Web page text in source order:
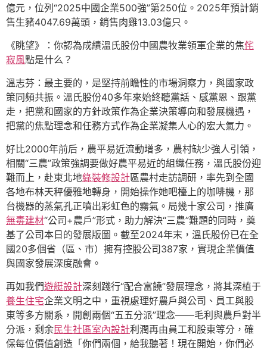
億元，位列“2025中國企業500強”第250位。2025年預計銷
售生豬4047.69萬頭，銷售肉雞13.03億只。
《眺望》：你認為成績溫氏股份中國農牧業領軍企業的焦侘
寂風點是什么？
溫志芬：最主要的，是堅持前瞻性的市場洞察力，與國家政
策同頻共振。溫氏股份40多年來始終聽黨話、感黨恩、跟黨
走，把黨和國家的方針政策作為企業決策導向和發展機遇，
把黨的焦點理念和任務方式作為企業凝集人心的宏大氣力。
好比2000年前后，農平易近流動增多，農村缺少強人引領，
相關“三農”政策強調要做好農平易近的組織任務，溫氏股份迎
難而上，赴東北地綠裝修設計區農村走訪調研，率先到全國
各地布林天秤優雅地轉身，開始操作她吧檯上的咖啡機，那
台機器的蒸氣孔正噴出彩虹色的霧氣。局幾十家公司，推廣
無毒建材“公司+農戶”形式，助力解決“三農”難題的同時，奠
基了公司本日的發展版圖。截至2024年末，溫氏股份已在全
國20多個省（區、市）擁有控股公司387家，實現企業價值
與國家發展深度融會。
再如我們遊艇設計深刻踐行“配合富饒”發展理念，將其深植于
養生住宅企業文明之中，重視處理好農戶與公司、員工與股
東等多方關系，開創兩個“五五分派”理念——毛利與農戶對半
分派，剩余民生社區室內設計利潤再由員工和股東等分，確
保每位價值創造「你們兩個，給我聽著！現在開始，你們必